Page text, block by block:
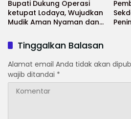
Bupati Dukung Operasi
ketupat Lodaya, Wujudkan
Mudik Aman Nyaman dan
Tinggalkan Balasan
Alamat email Anda tidak akan
wajib ditandai *